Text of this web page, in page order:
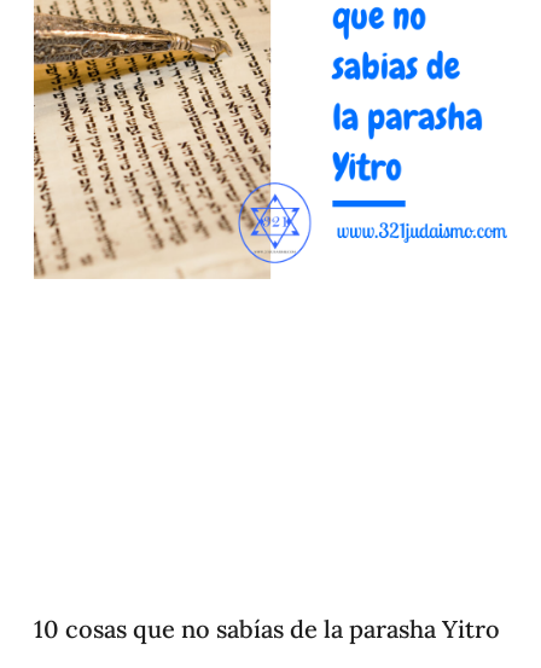
10 cosas que no sabías de la parasha Yitro